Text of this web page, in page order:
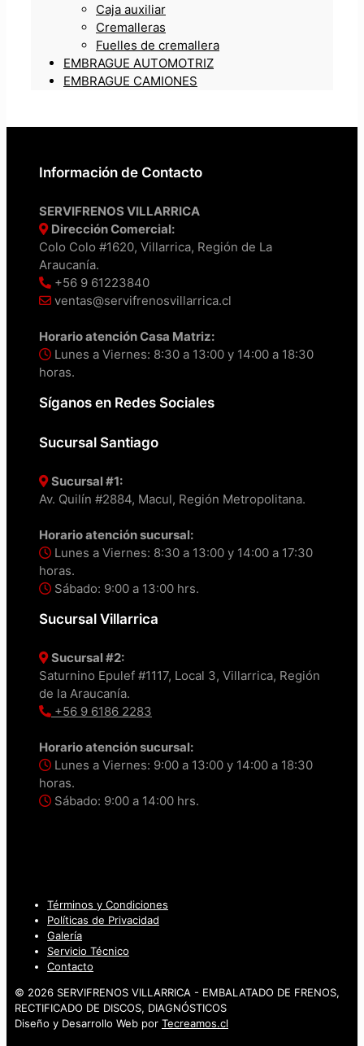
Caja auxiliar
Cremalleras
Fuelles de cremallera
EMBRAGUE AUTOMOTRIZ
EMBRAGUE CAMIONES
Información de Contacto
SERVIFRENOS VILLARRICA
Dirección Comercial:
Colo Colo #1620, Villarrica, Región de La
Araucanía.
+56 9 61223840
ventas@servifrenosvillarrica.cl
Horario atención Casa Matriz:
Lunes a Viernes: 8:30 a 13:00 y 14:00 a 18:30
horas.
Síganos en Redes Sociales
Sucursal Santiago
Sucursal #1:
Av. Quilín #2884, Macul, Región Metropolitana.
Horario atención sucursal:
Lunes a Viernes: 8:30 a 13:00 y 14:00 a 17:30
horas.
Sábado: 9:00 a 13:00 hrs.
Sucursal Villarrica
Sucursal #2:
Saturnino Epulef #1117, Local 3, Villarrica, Región
de la Araucanía.
+56 9 6186 2283
Horario atención sucursal:
Lunes a Viernes: 9:00 a 13:00 y 14:00 a 18:30
horas.
Sábado: 9:00 a 14:00 hrs.
Términos y Condiciones
Políticas de Privacidad
Galería
Servicio Técnico
Contacto
© 2026 SERVIFRENOS VILLARRICA - EMBALATADO DE FRENOS,
RECTIFICADO DE DISCOS, DIAGNÓSTICOS
Diseño y Desarrollo Web por Tecreamos.cl